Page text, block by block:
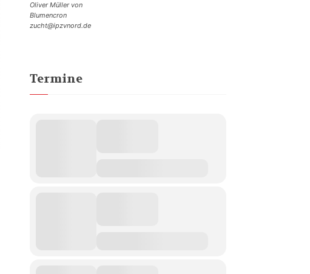
Oliver Müller von
Blumencron
zucht@ipzvnord.de
Termine